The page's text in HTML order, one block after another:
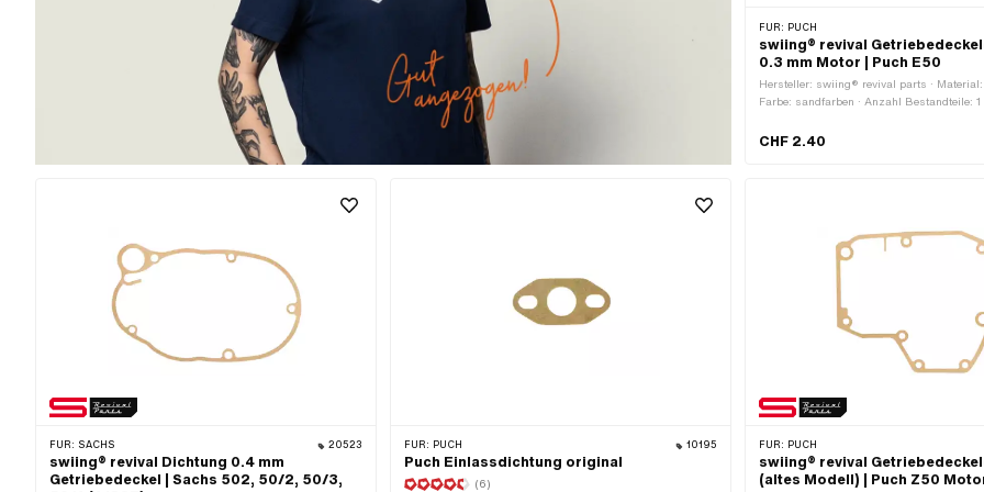
FÜR: PUCH
swiing® revival
0.3 mm Motor | Puch E50
Hersteller: swiing® revival parts · Material:
Farbe: sandfarben · Anzahl Bestandteile: 1
Befestigungspunkte: 4 Stk. · Puch OEM-
CHF 2.40
FÜR: SACHS 20523
swiing® revival Dichtung 0.4 mm
Getriebedeckel | Sachs 502, 50/2, 50/3,
FÜR: PUCH 10195
Puch Einlassdichtung original
(6)
FÜR: PUCH
swiing® revival
(altes Modell) | Puch Z50